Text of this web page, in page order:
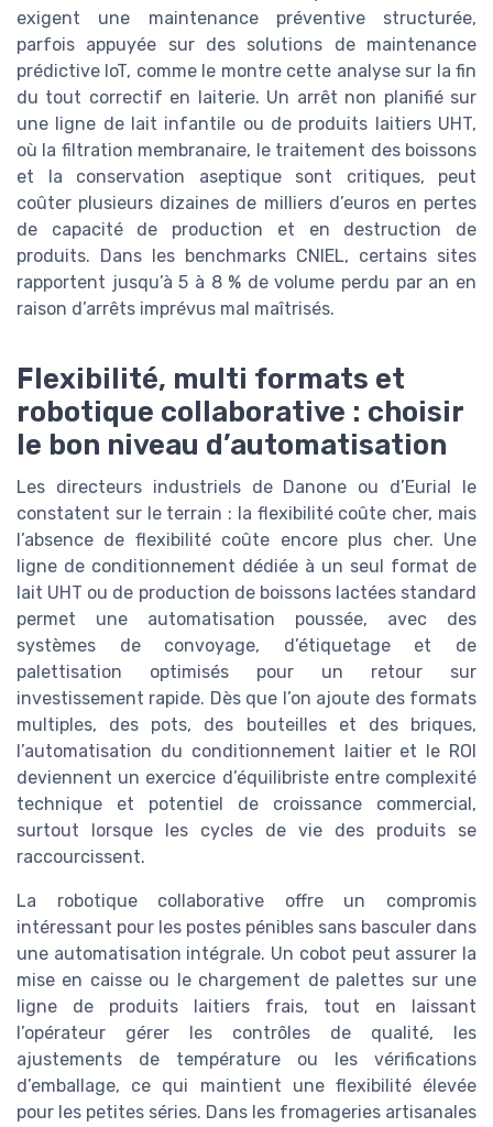
exigent une maintenance préventive structurée,
parfois appuyée sur des solutions de maintenance
prédictive IoT, comme le montre cette analyse sur la fin
du tout correctif en laiterie. Un arrêt non planifié sur
une ligne de lait infantile ou de produits laitiers UHT,
où la filtration membranaire, le traitement des boissons
et la conservation aseptique sont critiques, peut
coûter plusieurs dizaines de milliers d’euros en pertes
de capacité de production et en destruction de
produits. Dans les benchmarks CNIEL, certains sites
rapportent jusqu’à 5 à 8 % de volume perdu par an en
raison d’arrêts imprévus mal maîtrisés.
Flexibilité, multi formats et
robotique collaborative : choisir
le bon niveau d’automatisation
Les directeurs industriels de Danone ou d’Eurial le
constatent sur le terrain : la flexibilité coûte cher, mais
l’absence de flexibilité coûte encore plus cher. Une
ligne de conditionnement dédiée à un seul format de
lait UHT ou de production de boissons lactées standard
permet une automatisation poussée, avec des
systèmes de convoyage, d’étiquetage et de
palettisation optimisés pour un retour sur
investissement rapide. Dès que l’on ajoute des formats
multiples, des pots, des bouteilles et des briques,
l’automatisation du conditionnement laitier et le ROI
deviennent un exercice d’équilibriste entre complexité
technique et potentiel de croissance commercial,
surtout lorsque les cycles de vie des produits se
raccourcissent.
La robotique collaborative offre un compromis
intéressant pour les postes pénibles sans basculer dans
une automatisation intégrale. Un cobot peut assurer la
mise en caisse ou le chargement de palettes sur une
ligne de produits laitiers frais, tout en laissant
l’opérateur gérer les contrôles de qualité, les
ajustements de température ou les vérifications
d’emballage, ce qui maintient une flexibilité élevée
pour les petites séries. Dans les fromageries artisanales